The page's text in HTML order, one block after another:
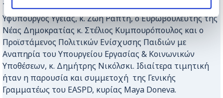
Την Ημερίδα τίμησαν με την παρουσία τους η
Υφυπουργός Υγείας, κ. Ζωή Ράπτη, ο Ευρωβουλευτής της
Νέας Δημοκρατίας κ. Στέλιος Κυμπουρόπουλος και ο
Προϊστάμενος Πολιτικών Ενίσχυσης Παιδιών με
Αναπηρία του Υπουργείου Εργασίας & Κοινωνικών
Υποθέσεων, κ. Δημήτρης Νικόλσκι. Ιδιαίτερα τιμητική
ήταν η παρουσία και συμμετοχή της Γενικής
Γραμματέως του EASPD, κυρίας Maya Doneva.